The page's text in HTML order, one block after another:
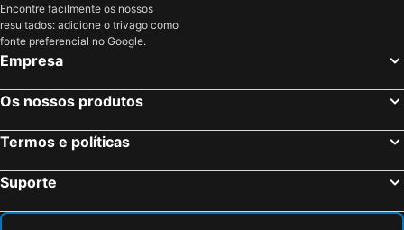
Encontre facilmente os nossos
resultados: adicione o trivago como
fonte preferencial no Google.
Empresa
Os nossos produtos
Termos e políticas
Suporte